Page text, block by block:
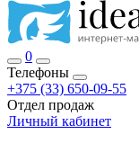
0
Телефоны
+375 (33) 650-09-55
Отдел продаж
Личный кабинет